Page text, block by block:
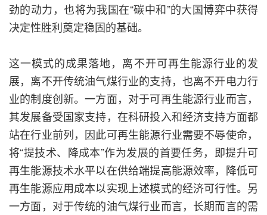
劲的动力，也将为我国在“碳中和”的大国博弈中获得
决定性胜利奠定稳固的基础。
这一模式的成果落地，离不开可再生能源行业的发
展，离不开传统油气煤行业的支持，也离不开电力行
业的制度创新。一方面，对于可再生能源行业而言，
其发展备受国家支持，在科研投入和经济支持方面都
站在行业前列，因此可再生能源行业需要不辱使命，
将“提技术、降成本”作为发展的首要任务，即提升可
再生能源技术水平以在供给端提高能源效率，降低可
再生能源应用成本以实现上述模式的经济可行性。另
一方面，对于传统的油气煤行业而言，长期而言的需